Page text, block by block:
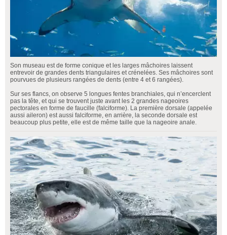
Son museau est de forme conique et les larges mâchoires laissent
entrevoir de grandes dents triangulaires et crénelées. Ses mâchoires sont
pourvues de plusieurs rangées de dents (entre 4 et 6 rangées).
Sur ses flancs, on observe 5 longues fentes branchiales, qui n’encerclent
pas la tête, et qui se trouvent juste avant les 2 grandes nageoires
pectorales en forme de faucille (falciforme). La première dorsale (appelée
aussi aileron) est aussi falciforme, en arrière, la seconde dorsale est
beaucoup plus petite, elle est de même taille que la nageoire anale.